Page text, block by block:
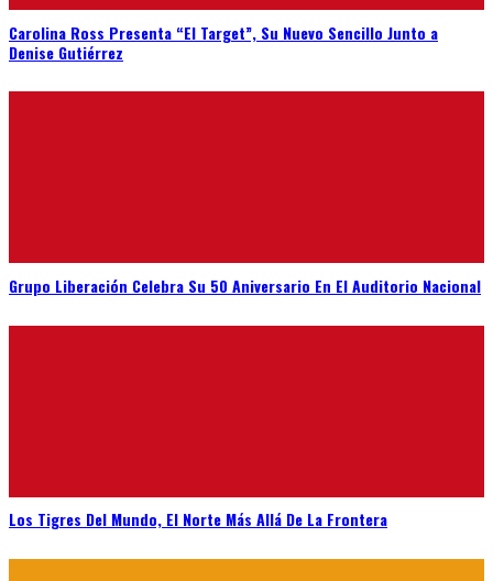
Carolina Ross Presenta “El Target”, Su Nuevo Sencillo Junto a
Denise Gutiérrez
Grupo Liberación Celebra Su 50 Aniversario En El Auditorio Nacional
Los Tigres Del Mundo, El Norte Más Allá De La Frontera